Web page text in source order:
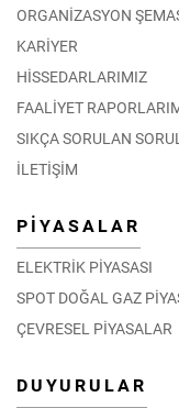
ORGANİZASYON
KARİYER
HİSSEDARLARIMIZ
FAALİYET
SIKÇA SORULAN
İLETİŞİM
PİYASALAR
ELEKTRİK PİYASASI
SPOT DOĞAL GAZ
ÇEVRESEL PİYASALAR
DUYURULAR